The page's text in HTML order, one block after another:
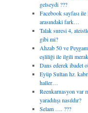
gelseydi ???
Facebook sayfası
arasındaki fark…
Talak suresi 4,
gibi mi?
Ahzab 50 ve
eşliliği ile ilgili
Dans ederek ibadet
Eyüp Sultan hz.
haller…
Reenkarnasyon var
yaradılışı nasıldır?
Selam …. ???